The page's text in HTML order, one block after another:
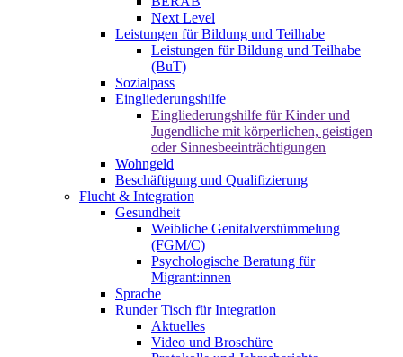
Next Level
Leistungen für Bildung und Teilhabe
Leistungen für Bildung und Teilhabe
(BuT)
Sozialpass
Eingliederungshilfe
Eingliederungshilfe für Kinder und
Jugendliche mit körperlichen, geistigen
oder Sinnesbeeinträchtigungen
Wohngeld
Beschäftigung und Qualifizierung
Flucht & Integration
Gesundheit
Weibliche Genitalverstümmelung
(FGM/C)
Psychologische Beratung für
Migrant:innen
Sprache
Runder Tisch für Integration
Aktuelles
Video und Broschüre